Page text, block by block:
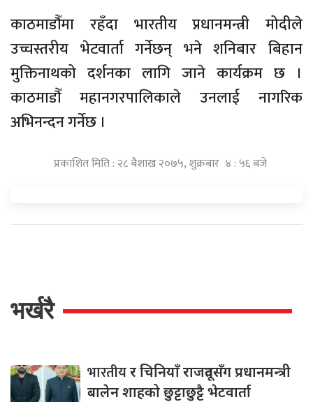
काठमाडौँमा रहँदा भारतीय प्रधानमन्त्री मोदीले
उच्चस्तरीय भेटवार्ता गर्नेछन् भने शनिबार बिहान
मुक्तिनाथको दर्शनका लागि जाने कार्यक्रम छ ।
काठमाडौँ महानगरपालिकाले उनलाई नागरिक
अभिनन्दन गर्नेछ ।
प्रकाशित मिति : २८ बैशाख २०७५, शुक्रबार ४ : ५६ बजे
भर्खरै
भारतीयर चिनियाँ राजदूतसँग प्रधानमन्त्री
बालेन शाहको छुट्टाछुट्टै भेटवार्ता